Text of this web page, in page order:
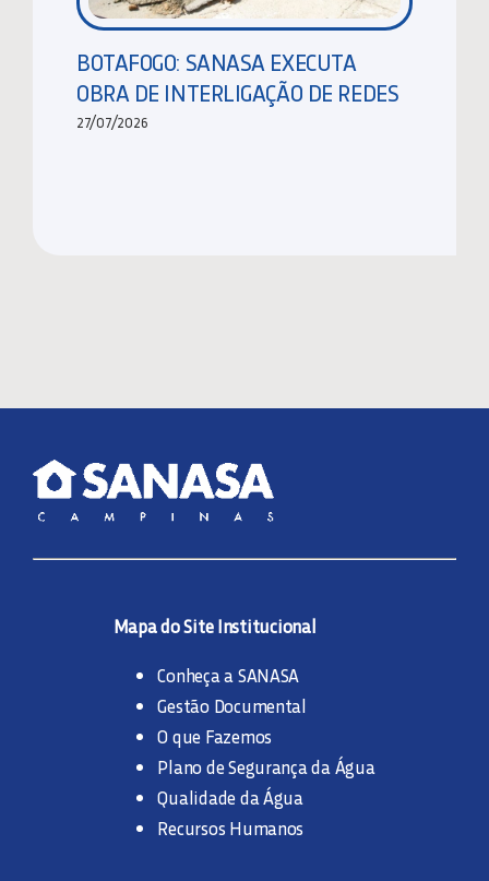
BOTAFOGO: SANASA EXECUTA
OBRA DE INTERLIGAÇÃO DE REDES
27/07/2026
Mapa do Site Institucional
Conheça a SANASA
Gestão Documental
O que Fazemos
Plano de Segurança da Água
Qualidade da Água
Recursos Humanos